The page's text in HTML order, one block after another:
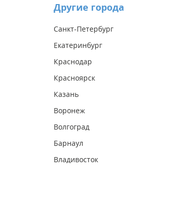
Другие города
Санкт-Петербург
Екатеринбург
Краснодар
Красноярск
Казань
Воронеж
Волгоград
Барнаул
Владивосток